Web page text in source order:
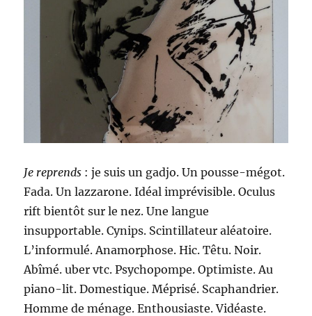
Je reprends : je suis un gadjo. Un pousse-mégot.
Fada. Un lazzarone. Idéal imprévisible. Oculus
rift bientôt sur le nez. Une langue
insupportable. Cynips. Scintillateur aléatoire.
L’informulé. Anamorphose. Hic. Têtu. Noir.
Abîmé. uber vtc. Psychopompe. Optimiste. Au
piano-lit. Domestique. Méprisé. Scaphandrier.
Homme de ménage. Enthousiaste. Vidéaste.